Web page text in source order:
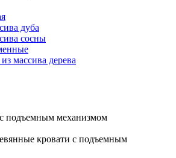
дуба
сосны
массива дерева
подъемным механизмом
кровати с подъемным